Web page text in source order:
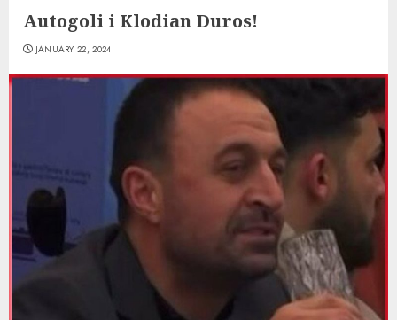
Autogoli i Klodian Duros!
JANUARY 22, 2024